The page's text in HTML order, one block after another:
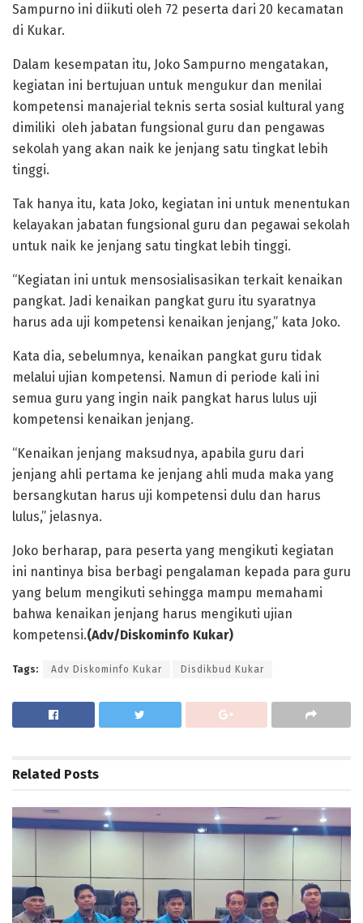
Sampurno ini diikuti oleh 72 peserta dari 20 kecamatan
di Kukar.
Dalam kesempatan itu, Joko Sampurno mengatakan,
kegiatan ini bertujuan untuk mengukur dan menilai
kompetensi manajerial teknis serta sosial kultural yang
dimiliki oleh jabatan fungsional guru dan pengawas
sekolah yang akan naik ke jenjang satu tingkat lebih
tinggi.
Tak hanya itu, kata Joko, kegiatan ini untuk menentukan
kelayakan jabatan fungsional guru dan pegawai sekolah
untuk naik ke jenjang satu tingkat lebih tinggi.
“Kegiatan ini untuk mensosialisasikan terkait kenaikan
pangkat. Jadi kenaikan pangkat guru itu syaratnya
harus ada uji kompetensi kenaikan jenjang,” kata Joko.
Kata dia, sebelumnya, kenaikan pangkat guru tidak
melalui ujian kompetensi. Namun di periode kali ini
semua guru yang ingin naik pangkat harus lulus uji
kompetensi kenaikan jenjang.
“Kenaikan jenjang maksudnya, apabila guru dari
jenjang ahli pertama ke jenjang ahli muda maka yang
bersangkutan harus uji kompetensi dulu dan harus
lulus,” jelasnya.
Joko berharap, para peserta yang mengikuti kegiatan
ini nantinya bisa berbagi pengalaman kepada para guru
yang belum mengikuti sehingga mampu memahami
bahwa kenaikan jenjang harus mengikuti ujian
kompetensi.(Adv/Diskominfo Kukar)
Tags: Adv Diskominfo Kukar Disdikbud Kukar
Related Posts